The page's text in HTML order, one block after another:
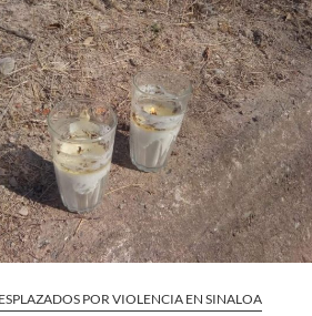
POR VIOLENCIA EN SINALOA